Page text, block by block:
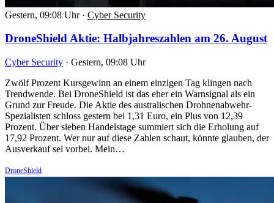
Gestern, 09:08 Uhr · Cyber Security
DroneShield Aktie: Halbjahreszahlen am 26. August
Cyber Security · Gestern, 09:08 Uhr
Zwölf Prozent Kursgewinn an einem einzigen Tag klingen nach
Trendwende. Bei DroneShield ist das eher ein Warnsignal als ein
Grund zur Freude. Die Aktie des australischen Drohnenabwehr-
Spezialisten schloss gestern bei 1,31 Euro, ein Plus von 12,39
Prozent. Über sieben Handelstage summiert sich die Erholung auf
17,92 Prozent. Wer nur auf diese Zahlen schaut, könnte glauben, der
Ausverkauf sei vorbei. Mein…
DroneShield